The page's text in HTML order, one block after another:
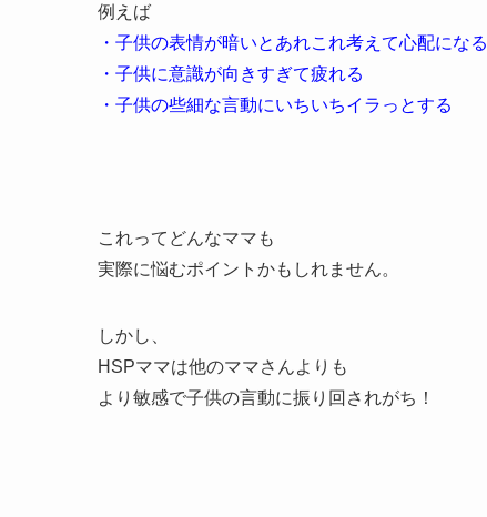
例えば
・子供の表情が暗いとあれこれ考えて心配になる
・子供に意識が向きすぎて疲れる
・子供の些細な言動にいちいちイラっとする
これってどんなママも
実際に悩むポイントかもしれません。
しかし、
HSPママは他のママさんよりも
より敏感で子供の言動に振り回されがち！